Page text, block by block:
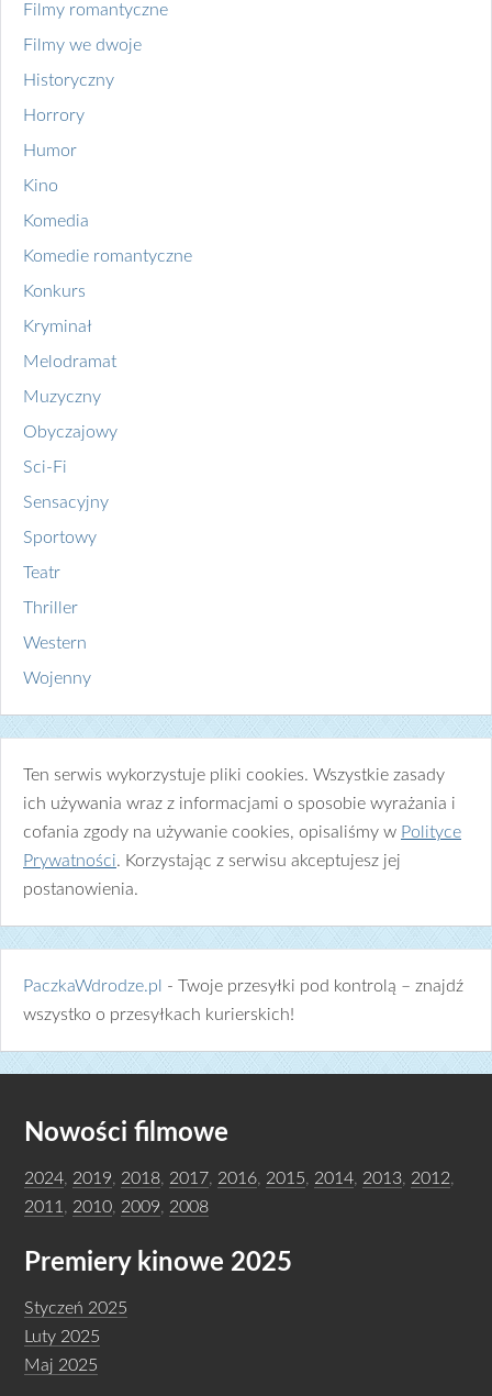
Filmy romantyczne
Filmy we dwoje
Historyczny
Horrory
Humor
Kino
Komedia
Komedie romantyczne
Konkurs
Kryminał
Melodramat
Muzyczny
Obyczajowy
Sci-Fi
Sensacyjny
Sportowy
Teatr
Thriller
Western
Wojenny
Ten serwis wykorzystuje pliki cookies. Wszystkie zasady
ich używania wraz z informacjami o sposobie wyrażania i
cofania zgody na używanie cookies, opisaliśmy w Polityce
Prywatności. Korzystając z serwisu akceptujesz jej
postanowienia.
PaczkaWdrodze.pl
- Twoje przesyłki pod kontrolą – znajdź
wszystko o przesyłkach kurierskich!
Nowości filmowe
2024 2019 2018 2017 2016 2015 2014 2013 2012
2011
2010 2009 2008
Premiery kinowe 2025
Styczeń 2025
Luty 2025
Maj 2025